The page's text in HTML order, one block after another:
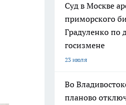
Суд в Москве
приморского
Градуленко по
госизмене
23 июля
Во
планово